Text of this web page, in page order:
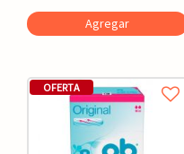
Agregar
OFERTA